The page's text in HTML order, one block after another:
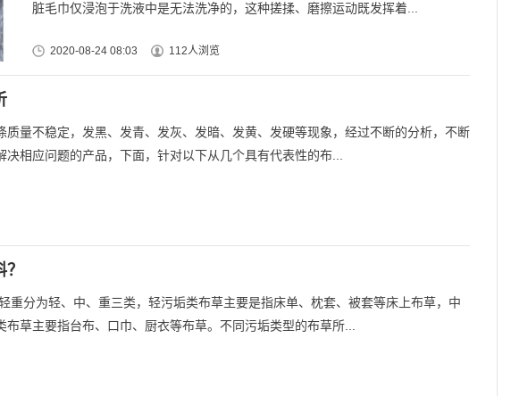
脏毛巾仅浸泡于洗液中是无法洗净的，这种搓揉、磨擦运动既发挥着...
2020-08-24 08:03 112人浏览
量不稳定，发黑、发青、发灰、发暗、发黄、发硬等现象，经过不断的分析，不断
相应问题的产品，下面，针对以下从几个具有代表性的布...
重分为轻、中、重三类，轻污垢类布草主要是指床单、枕套、被套等床上布草，中
草主要指台布、口巾、厨衣等布草。不同污垢类型的布草所...